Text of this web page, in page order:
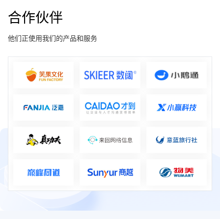
合作伙伴
他们正使用我们的产品和服务